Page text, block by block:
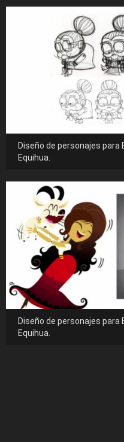
Diseño de personajes para
Equihua.
Diseño de personajes para
Equihua.